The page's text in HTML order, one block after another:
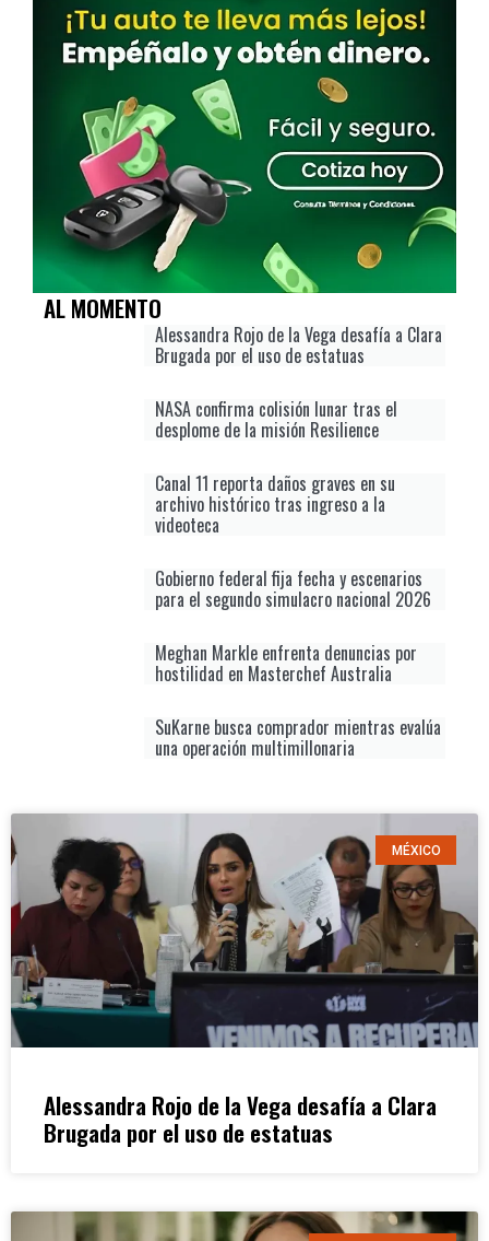
AL MOMENTO
Alessandra Rojo de la Vega desafía a Clara
Brugada por el uso de estatuas
NASA confirma colisión lunar tras el
desplome de la misión Resilience
Canal 11 reporta daños graves en su
archivo histórico tras ingreso a la
videoteca
Gobierno federal fija fecha y escenarios
para el segundo simulacro nacional 2026
Meghan Markle enfrenta denuncias por
hostilidad en Masterchef Australia
SuKarne busca comprador mientras evalúa
una operación multimillonaria
MÉXICO
Alessandra Rojo de la Vega desafía a Clara
Brugada por el uso de estatuas